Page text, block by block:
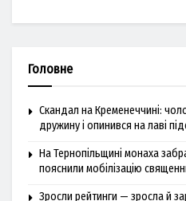
Головне
Скандал на Кременеччині:
дружину і опинився на лаві
На Тернопільщині монаха
пояснили мобілізацію
Зросли рейтинги — зросла й